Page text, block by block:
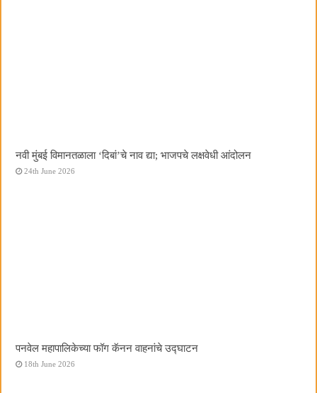
नवी मुंबई विमानतळाला ‌‘दिबां‌’चे नाव द्या; भाजपचे लक्षवेधी आंदोलन
24th June 2026
पनवेल महापालिकेच्या फॉग कॅनन वाहनांचे उद्घाटन
18th June 2026